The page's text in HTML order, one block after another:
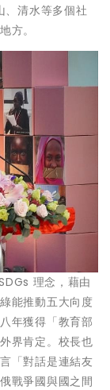
、清水等多個社
方。
理念，藉由
能推動五大向度
年獲得「教育部
界肯定。校長也
「對話是連結友
戰爭國與國之間